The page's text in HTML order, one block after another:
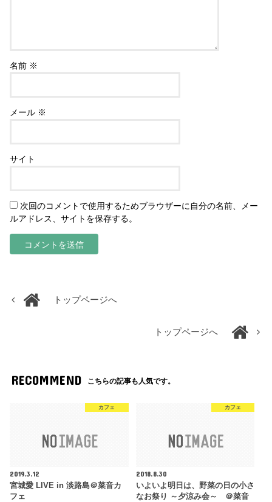
名前 ※
メール ※
サイト
次回のコメントで使用するためブラウザーに自分の名前、メー
ルアドレス、サイトを保存する。
トップページへ
トップページへ
RECOMMEND こちらの記事も人気です。
カフェ
2019.3.12
宮城愛 LIVE in 淡路島＠菜音カ
フェ
カフェ
2018.8.30
いよいよ明日は、野菜の日の小さ
なお祭り ～夕涼み会～ ＠菜音